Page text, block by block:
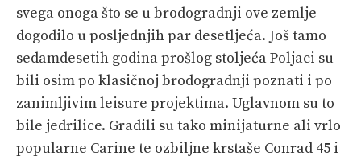
svega onoga što se u brodogradnji ove zemlje
dogodilo u posljednjih par desetljeća. Još tamo
sedamdesetih godina prošlog stoljeća Poljaci su
bili osim po klasičnoj brodogradnji poznati i po
zanimljivim leisure projektima. Uglavnom su to
bile jedrilice. Gradili su tako minijaturne ali vrlo
popularne Carine te ozbiljne krstaše Conrad 45 i